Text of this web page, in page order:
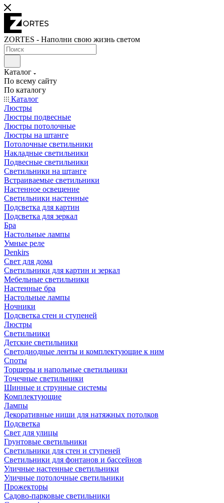
ZORTES - Наполни свою жизнь светом
Каталог
По всему сайту
По каталогу
Каталог
Люстры
Люстры подвесные
Люстры потолочные
Люстры на штанге
Потолочные светильники
Накладные светильники
Подвесные светильники
Светильники на штанге
Встраиваемые светильники
Настенное освещение
Светильники настенные
Подсветка для картин
Подсветка для зеркал
Бра
Настольные лампы
Умные реле
Denkirs
Свет для дома
Светильники для картин и зеркал
Мебельные светильники
Настенные бра
Настольные лампы
Ночники
Подсветка стен и ступеней
Люстры
Светильники
Детские светильники
Светодиодные ленты и комплектующие к ним
Споты
Торшеры и напольные светильники
Точечные светильники
Шинные и струнные системы
Комплектующие
Лампы
Декоративные ниши для натяжных потолков
Подсветка
Свет для улицы
Грунтовые светильники
Светильники для стен и ступеней
Светильники для фонтанов и бассейнов
Уличные настенные светильники
Уличные потолочные светильники
Прожекторы
Садово-парковые светильники